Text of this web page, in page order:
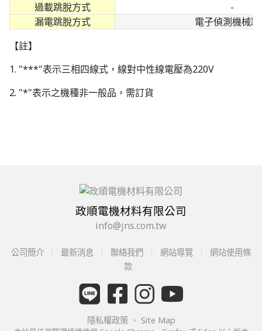
過載跳脫方式
-
漏電跳脫方式
電子偵測機械
【註】
1. "***"表示三相四線式，線對中性線電壓為220V
2. "*"表示之機種非一般品，需訂貨
政順電機材料有限公司
info@jns.com.tw
公司簡介 最新消息 聯絡我們 網站導覽
網站使用條
款
隱私權政策 、 Site Map